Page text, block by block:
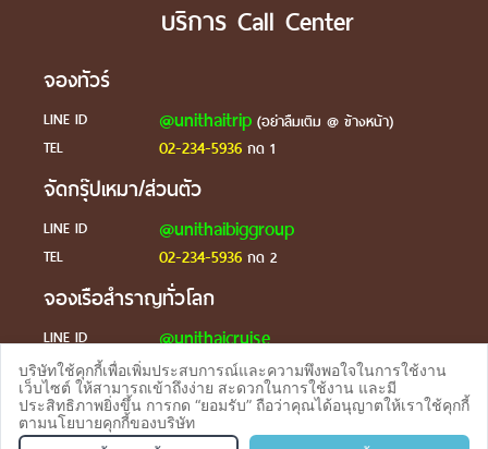
จองทัวร TEL
บริการ Call Center
จองทัวร์
LINE ID @unithaitrip(อย่าลืมเติม @ ข้างหน้า)
TEL
02-234-5936กด 1
จัดกรุ๊ปเหมา/ส่วนตัว
LINE ID @unithaibiggroup
TEL 02-234-5936กด 2
จองเรือสำราญทั่วโลก
LINE ID @unithaicruise
ร้องเรียน
LINE ID @unithaicare
บริษัทใช้คุกกี้เพื่อเพิ่มประสบการณ์และความพึงพอใจในการใช้งาน
เว็บไซต์ ให้สามารถเข้าถึงง่าย สะดวกในการใช้งาน และมี
ประสิทธิภาพยิ่งขึ้น การกด “ยอมรับ” ถือว่าคุณได้อนุญาตให้เราใช้คุกกี้
ตามนโยบายคุกกี้ของบริษัท